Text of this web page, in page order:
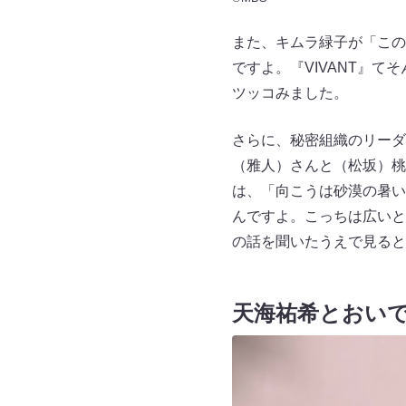
また、キムラ緑子が「こ
ですよ。『VIVANT』て
ツッコみました。
さらに、秘密組織のリー
（雅人）さんと（松坂）
は、「向こうは砂漠の暑
んですよ。こっちは広い
の話を聞いたうえで見る
天海祐希とおい